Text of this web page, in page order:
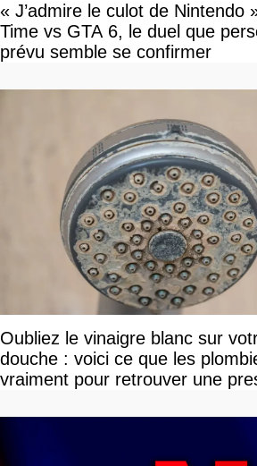
« J’admire le culot de Nintendo
Time vs GTA 6, le duel que
prévu semble se confirmer
Oubliez le vinaigre blanc sur
douche : voici ce que les
vraiment pour retrouver une